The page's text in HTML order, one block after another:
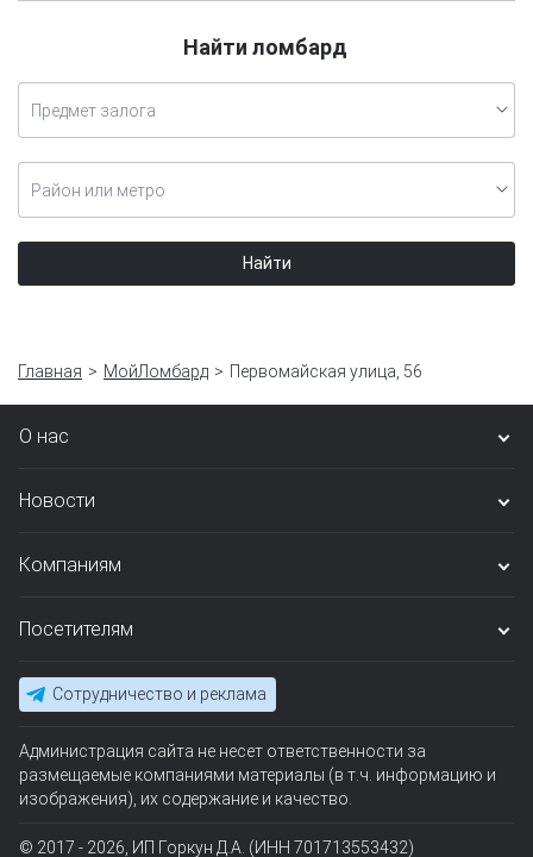
Найти ломбард
Предмет залога
Район или метро
Найти
Главная МойЛомбард Первомайская улица, 56
О нас
Новости
Компаниям
Посетителям
Сотрудничество и реклама
Администрация сайта не несет ответственности за
размещаемые компаниями материалы (в т.ч. информацию и
изображения), их содержание и качество.
© 2017 - 2026, ИП Горкун Д.А. (ИНН 701713553432)